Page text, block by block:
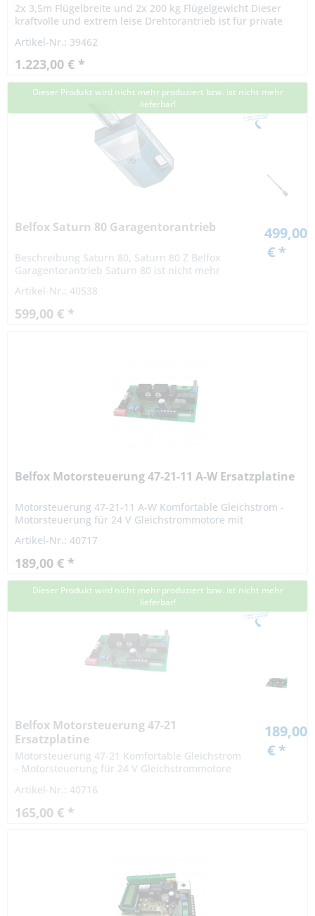
2x 3,5m Flügelbreite und 2x 200 kg Flügelgewicht Dieser
kraftvolle und extrem leise Drehtorantrieb ist für private
Artikel-Nr.: 39462
1.223,00 € *
Dieser Produkt wird nicht mehr produziert bzw. ist nicht mehr
lieferbar!
Belfox Saturn 80 Garagentorantrieb
Beschreibung Saturn 80, Saturn 80 Z Belfox
Garagentorantrieb Saturn 80 ist nicht mehr
ist ein zuverlässiges deutsches...
Artikel-Nr.: 40538
599,00 € *
499,00
€ *
Belfox Motorsteuerung 47-21-11 A-W Ersatzplatine
Motorsteuerung 47-21-11 A-W Komfortable Gleichstrom -
Motorsteuerung für 24 V Gleichstrommotore mit
Endschalter...
Artikel-Nr.: 40717
189,00 € *
Dieser Produkt wird nicht mehr produziert bzw. ist nicht mehr
lieferbar!
Belfox Motorsteuerung 47-21
Ersatzplatine
Motorsteuerung 47-21 Komfortable Gleichstrom
- Motorsteuerung für 24 V Gleichstrommotore
Endschalter Transformator Motor
Dreiminutenlicht...
Artikel-Nr.: 40716
165,00 € *
189,00
€ *